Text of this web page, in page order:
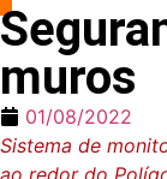
muros
01/08/2022
Sistema de
ao redor do